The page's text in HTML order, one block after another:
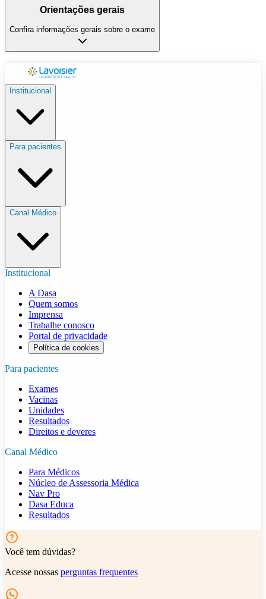
Orientações gerais
Confira informações gerais sobre o exame
Institucional
Para pacientes
Canal Médico
Institucional
A Dasa
Quem somos
Imprensa
Trabalhe conosco
Portal de privacidade
Política de cookies
Para pacientes
Exames
Vacinas
Unidades
Resultados
Direitos e deveres
Canal Médico
Para Médicos
Núcleo de Assessoria Médica
Nav Pro
Dasa Educa
Resultados
Você tem dúvidas?
Acesse nossas perguntas frequentes